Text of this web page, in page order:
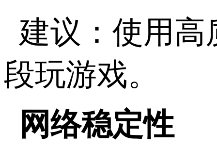
建议：使用
段玩游戏。
网络稳定性